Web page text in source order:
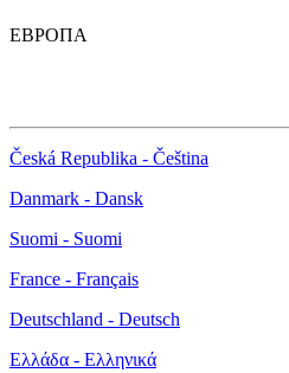
ЕВРОПА
Česká Republika - Čeština
Danmark - Dansk
Suomi - Suomi
France - Français
Deutschland - Deutsch
Ελλάδα - Ελληνικά